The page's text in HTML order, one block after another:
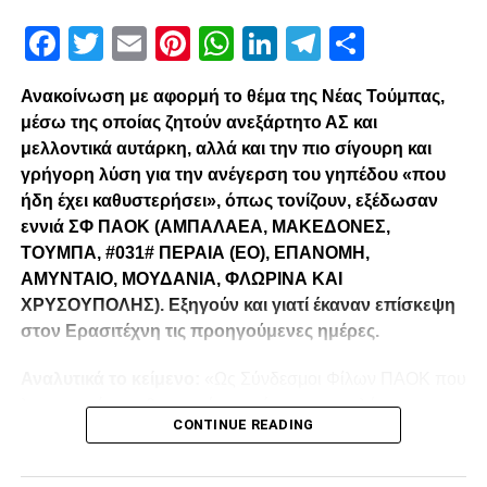
Facebook
Twitter
EmailPinterest
WhatsApp
LinkedIn
Telegram
Ανακοίνωση με αφορμή το θέμα της Νέας Τούμπας,
μέσω της οποίας ζητούν ανεξάρτητο ΑΣ και
μελλοντικά αυτάρκη, αλλά και την πιο σίγουρη και
γρήγορη λύση για την ανέγερση του γηπέδου «που
ήδη έχει καθυστερήσει», όπως τονίζουν, εξέδωσαν
εννιά ΣΦ ΠΑΟΚ (ΑΜΠΑΛΑΕΑ, ΜΑΚΕΔΟΝΕΣ,
ΤΟΥΜΠΑ, #031# ΠΕΡΑΙΑ (ΕΟ), ΕΠΑΝΟΜΗ,
ΑΜΥΝΤΑΙΟ, ΜΟΥΔΑΝΙΑ, ΦΛΩΡΙΝΑ ΚΑΙ
ΧΡΥΣΟΥΠΟΛΗΣ). Εξηγούν και γιατί έκαναν επίσκεψη
στον Ερασιτέχνη τις προηγούμενες ημέρες.
λειτουργούμε καθημερινά με γνώμωνα το καλό του
Δικεφάλου και μόνο, αισθανόμαστε την ανάγκη να
όψη των 100 ετών τα διοικητικά εσωπροβλήματα του
CONTINUE READING